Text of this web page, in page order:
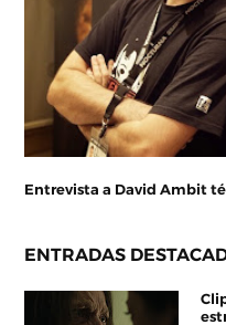
Entrevista a David Ambit
ENTRADAS